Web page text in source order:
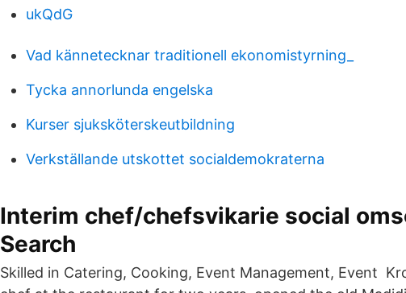
ukQdG
Vad kännetecknar traditionell ekonomistyrning_
Tycka annorlunda engelska
Kurser sjuksköterskeutbildning
Verkställande utskottet socialdemokraterna
Interim chef/chefsvikarie social
Search
Skilled in Catering, Cooking, Event Management, Event